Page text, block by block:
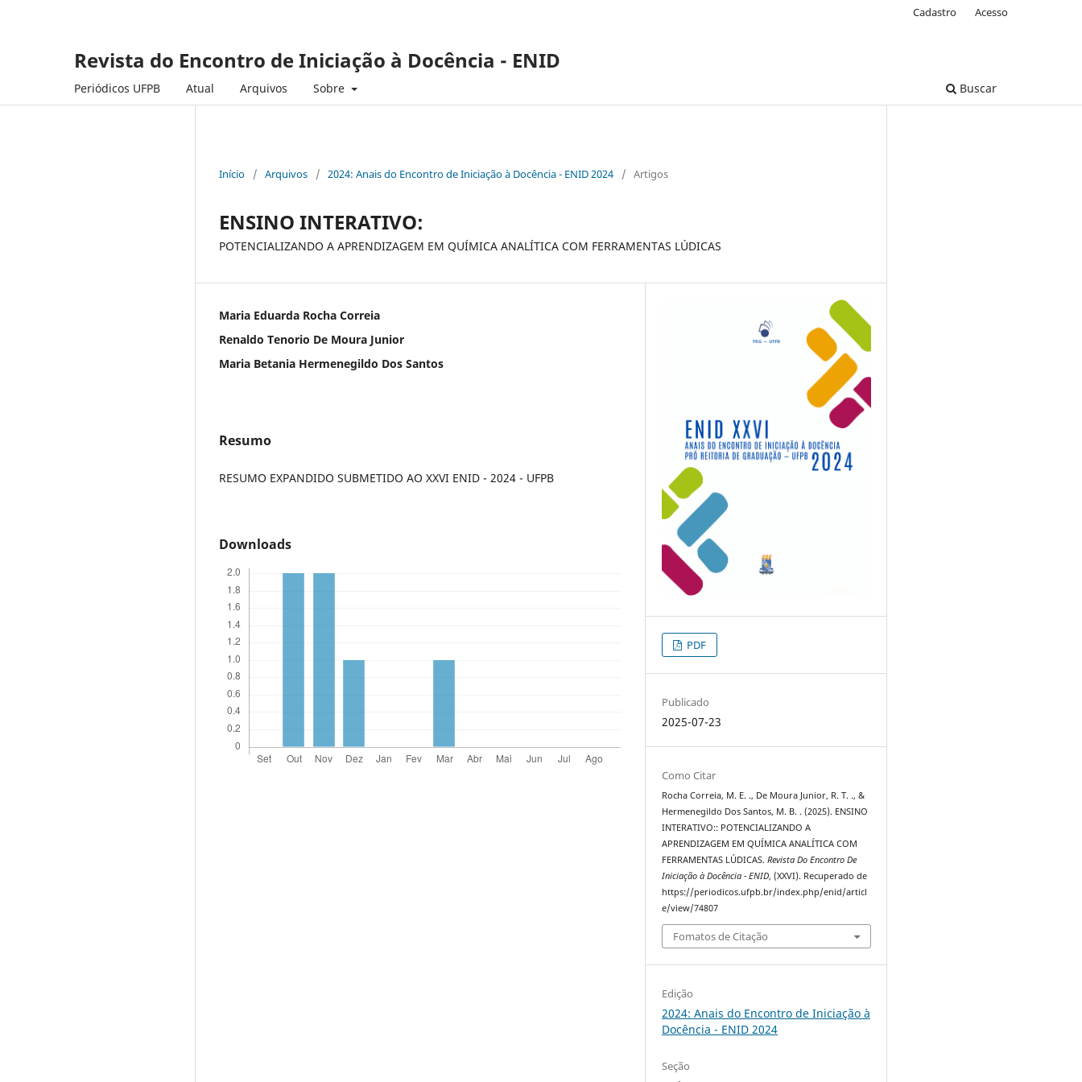
Revista do Encontro de Iniciação à Docência - ENID
Periódicos UFPB Atual Arquivos Sobre Buscar
Cadastro Acesso
Início / Arquivos / 2024: Anais do Encontro de Iniciação à Docência - ENID 2024 / Artigos
ENSINO INTERATIVO:
POTENCIALIZANDO A APRENDIZAGEM EM QUÍMICA ANALÍTICA COM FERRAMENTAS LÚDICAS
Maria Eduarda Rocha Correia
Renaldo Tenorio De Moura Junior
Maria Betania Hermenegildo Dos Santos
Resumo
RESUMO EXPANDIDO SUBMETIDO AO XXVI ENID - 2024 - UFPB
Downloads
PDF
Publicado
2025-07-23
Como Citar
Rocha Correia, M. E. ., De Moura Junior, R. T. ., &
Hermenegildo Dos Santos, M. B. . (2025). ENSINO
INTERATIVO:: POTENCIALIZANDO A
APRENDIZAGEM EM QUÍMICA ANALÍTICA COM
FERRAMENTAS LÚDICAS.Revista Do Encontro De
Iniciação à Docência - ENID, (XXVI). Recuperado de
https://periodicos.ufpb.br/index.php/enid/articl
e/view/74807
Fomatos de Citação
Edição
2024: Anais do Encontro de Iniciação à
Docência - ENID 2024
Seção